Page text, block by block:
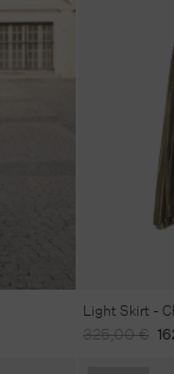
Light Skirt -
Regular
325,00 €